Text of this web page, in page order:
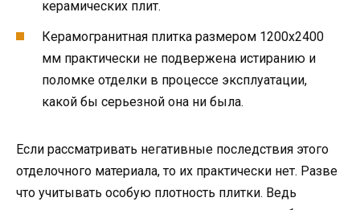
керамических плит.
Керамогранитная плитка размером 1200х2400
мм практически не подвержена истиранию и
поломке отделки в процессе эксплуатации,
какой бы серьезной она ни была.
Если рассматривать негативные последствия этого
отделочного материала, то их практически нет. Разве
что учитывать особую плотность плитки. Ведь